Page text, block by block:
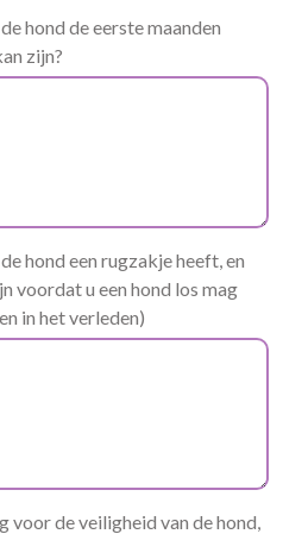
hond de eerste maanden
zijn?
hond een rugzakje heeft, en
voordat u een hond los mag
in het verleden)
voor de veiligheid van de hond,